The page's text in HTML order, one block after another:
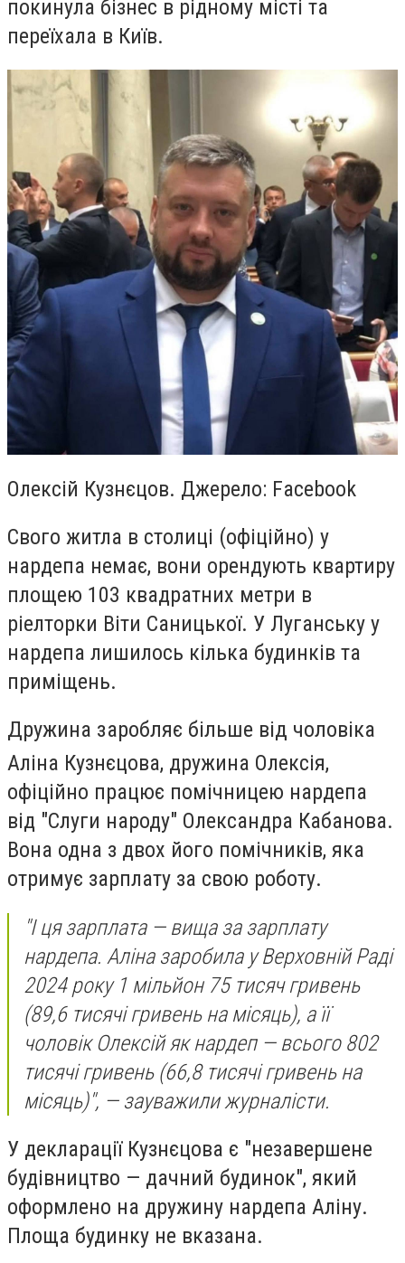
покинула бізнес в рідному місті та
переїхала в Київ.
Олексій Кузнєцов. Джерело: Facebook
Свого житла в столиці (офіційно) у
нардепа немає, вони орендують квартиру
площею 103 квадратних метри в
ріелторки Віти Саницької. У Луганську у
нардепа лишилось кілька будинків та
приміщень.
Дружина заробляє більше від чоловіка
Аліна Кузнєцова, дружина Олексія,
офіційно працює помічницею нардепа
від "Слуги народу" Олександра Кабанова.
Вона одна з двох його помічників, яка
отримує зарплату за свою роботу.
"І ця зарплата — вища за зарплату
нардепа. Аліна заробила у Верховній Раді
2024 року 1 мільйон 75 тисяч гривень
(89,6 тисячі гривень на місяць), а її
чоловік Олексій як нардеп — всього 802
тисячі гривень (66,8 тисячі гривень на
місяць)", — зауважили журналісти.
У декларації Кузнєцова є "незавершене
будівництво — дачний будинок", який
оформлено на дружину нардепа Аліну.
Площа будинку не вказана.